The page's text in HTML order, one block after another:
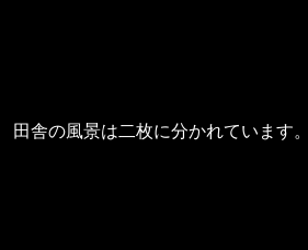
田舎の風景は二枚に分かれています。